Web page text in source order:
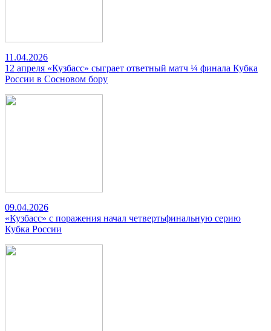
11.04.2026
12 апреля «Кузбасс» сыграет ответный матч ¼ финала Кубка
России в Сосновом бору
09.04.2026
«Кузбасс» с поражения начал четвертьфинальную серию
Кубка России